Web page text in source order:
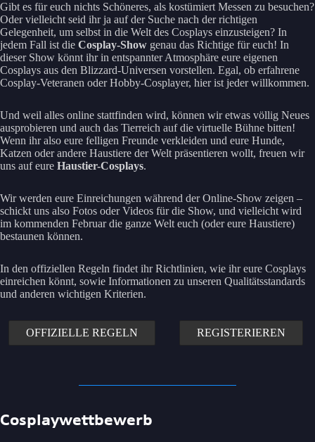
Gibt es für euch nichts Schöneres, als kostümiert Messen zu besuchen?
Oder vielleicht seid ihr ja auf der Suche nach der richtigen
Gelegenheit, um selbst in die Welt des Cosplays einzusteigen? In
jedem Fall ist die Cosplay-Show genau das Richtige für euch! In
dieser Show könnt ihr in entspannter Atmosphäre eure eigenen
Cosplays aus den Blizzard-Universen vorstellen. Egal, ob erfahrene
Cosplay-Veteranen oder Hobby-Cosplayer, hier ist jeder willkommen.
Und weil alles online stattfinden wird, können wir etwas völlig Neues
ausprobieren und auch das Tierreich auf die virtuelle Bühne bitten!
Wenn ihr also eure felligen Freunde verkleiden und eure Hunde,
Katzen oder andere Haustiere der Welt präsentieren wollt, freuen wir
uns auf eure Haustier-Cosplays.
Wir werden eure Einreichungen während der Online-Show zeigen –
schickt uns also Fotos oder Videos für die Show, und vielleicht wird
im kommenden Februar die ganze Welt euch (oder eure Haustiere)
bestaunen können.
In den offiziellen Regeln findet ihr Richtlinien, wie ihr eure Cosplays
einreichen könnt, sowie Informationen zu unseren Qualitätsstandards
und anderen wichtigen Kriterien.
OFFIZIELLE REGELN REGISTERIEREN
Cosplaywettbewerb